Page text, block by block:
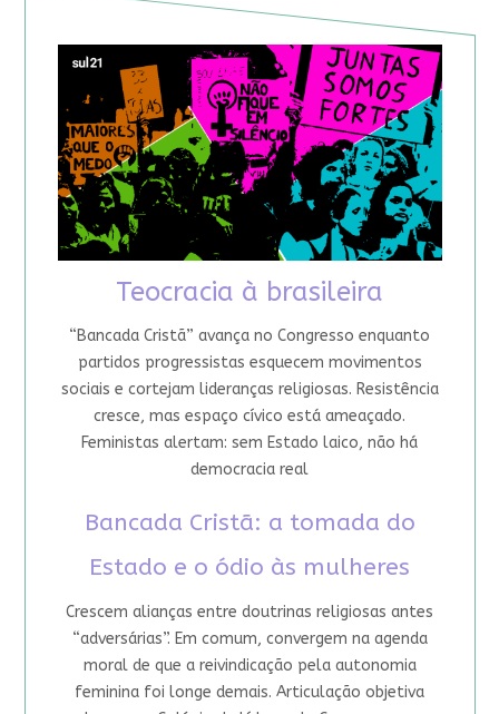
Teocracia à brasileira
“Bancada Cristã” avança no Congresso enquanto
partidos progressistas esquecem movimentos
sociais e cortejam lideranças religiosas. Resistência
cresce, mas espaço cívico está ameaçado.
Feministas alertam: sem Estado laico, não há
democracia real
Bancada Cristã: a tomada do
Estado e o ódio às mulheres
Crescem alianças entre doutrinas religiosas antes
“adversárias”. Em comum, convergem na agenda
moral de que a reivindicação pela autonomia
feminina foi longe demais. Articulação objetiva